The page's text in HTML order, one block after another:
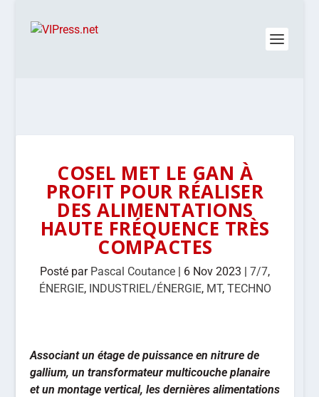
COSEL MET LE GAN À
PROFIT POUR RÉALISER
DES ALIMENTATIONS
HAUTE FRÉQUENCE TRÈS
COMPACTES
Posté par Pascal Coutance | 6 Nov 2023 |7/7,
ÉNERGIE, INDUSTRIEL/ÉNERGIE, MT, TECHNO
Associant un étage de puissance en nitrure de
gallium, un transformateur multicouche planaire
et un montage vertical, les dernières alimentations